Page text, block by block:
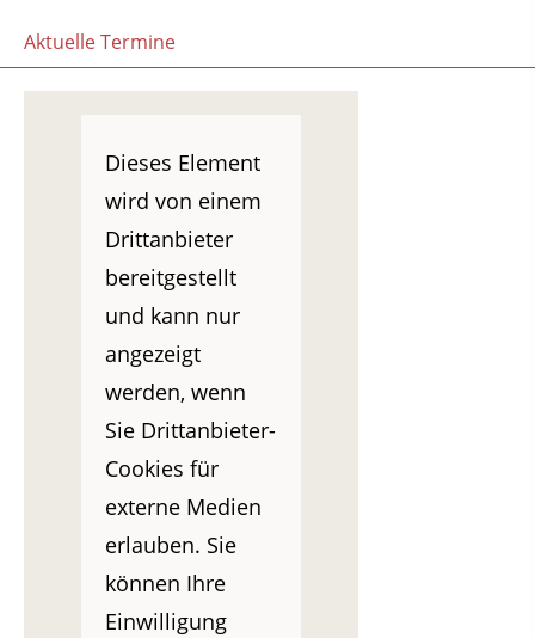
Aktuelle Termine
Dieses Element
wird von einem
Drittanbieter
bereitgestellt
und kann nur
angezeigt
werden, wenn
Sie Drittanbieter-
Cookies für
externe Medien
erlauben. Sie
können Ihre
Einwilligung